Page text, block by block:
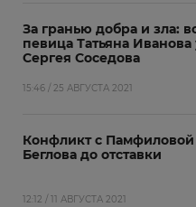
За гранью добра и зла:
певица Татьяна
Сергея Соседова
15:46 / 25 АВГУСТА 2021
Конфликт с Памфиловой
Беглова до отставки
12:12 / 11 АВГУСТА 2021